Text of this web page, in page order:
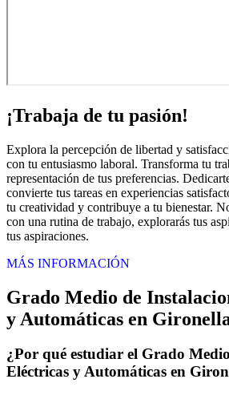
¡Trabaja de tu pasión!
Explora la percepción de libertad y
con tu entusiasmo laboral. Transforma tu
representación de tus preferencias.
convierte tus tareas en experiencias
tu creatividad y contribuye a tu bienestar.
con una rutina de trabajo, explorarás tus
tus aspiraciones.
MÁS INFORMACIÓN
Grado Medio de
y Automáticas en
¿Por qué estudiar el Grado
Eléctricas y Automáticas en